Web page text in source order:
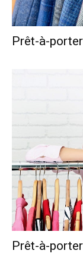
Prêt-à-
Prêt-à-